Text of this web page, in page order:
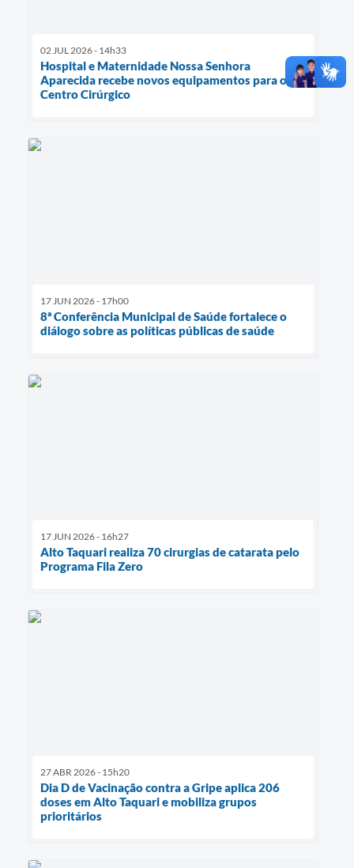
02 JUL 2026 - 14h33
Hospital e Maternidade Nossa Senhora
Aparecida recebe novos equipamentos para o
Centro Cirúrgico
17 JUN 2026 - 17h00
8ª Conferência Municipal de Saúde fortalece o
diálogo sobre as políticas públicas de saúde
17 JUN 2026 - 16h27
Alto Taquari realiza 70 cirurgias de catarata pelo
Programa Fila Zero
27 ABR 2026 - 15h20
Dia D de Vacinação contra a Gripe aplica 206
doses em Alto Taquari e mobiliza grupos
prioritários